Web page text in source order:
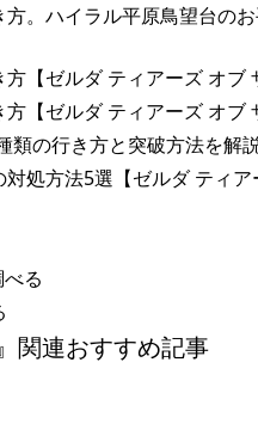
。ハイラル平原鳥望台の
【ゼルダ ティアーズ オブ
【ゼルダ ティアーズ オブ
類の行き方と突破方法を解
処方法5選【ゼルダ ティア
る
関連おすすめ記事